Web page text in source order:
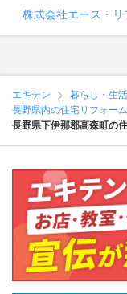
株式会社エース・
エキテン 暮らし・生
長野県内の住宅リフォー
長野県下伊那郡高森町の